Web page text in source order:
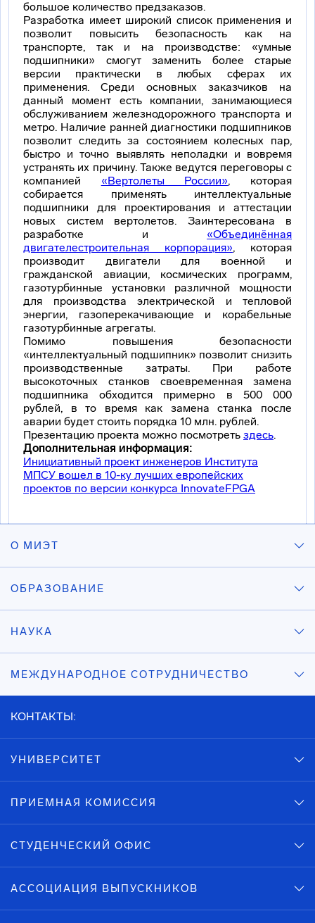
большое количество предзаказов.
Разработка имеет широкий список применения и
позволит повысить безопасность как на
транспорте, так и на производстве: «умные
подшипники» смогут заменить более старые
версии практически в любых сферах их
применения. Среди основных заказчиков на
данный момент есть компании, занимающиеся
обслуживанием железнодорожного транспорта и
метро. Наличие ранней диагностики подшипников
позволит следить за состоянием колесных пар,
быстро и точно выявлять неполадки и вовремя
устранять их причину. Также ведутся переговоры с
компанией «Вертолеты России», которая
собирается применять интеллектуальные
подшипники для проектирования и аттестации
новых систем вертолетов. Заинтересована в
разработке и «Объединённая
двигателестроительная корпорация», которая
производит двигатели для военной и
гражданской авиации, космических программ,
газотурбинные установки различной мощности
для производства электрической и тепловой
энергии, газоперекачивающие и корабельные
газотурбинные агрегаты.
Помимо повышения безопасности
«интеллектуальный подшипник» позволит снизить
производственные затраты. При работе
высокоточных станков своевременная замена
подшипника обходится примерно в 500 000
рублей, в то время как замена станка после
аварии будет стоить порядка 10 млн. рублей.
Презентацию проекта можно посмотреть здесь.
Дополнительная информация:
Инициативный проект инженеров Института
МПСУ вошел в 10-ку лучших европейских
проектов по версии конкурса InnovateFPGA
О МИЭТ
ОБРАЗОВАНИЕ
НАУКА
МЕЖДУНАРОДНОЕ СОТРУДНИЧЕСТВО
КОНТАКТЫ:
УНИВЕРСИТЕТ
ПРИЕМНАЯ КОМИССИЯ
СТУДЕНЧЕСКИЙ ОФИС
АССОЦИАЦИЯ ВЫПУСКНИКОВ